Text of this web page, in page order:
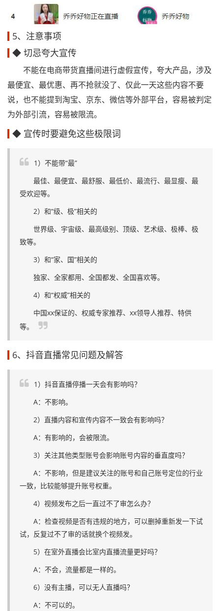
5、注意事项
◆ 切忌夸大宣传
不能在电商带货直播间进行虚假宣传，夸大产品，涉及
最便宜、最优惠、再不抢就没了、仅此一天这些内容不要
说，也不能提到淘宝、京东、微信等外部平台，容易被判定
为外部引流，容易被限流。
◆ 宣传时要避免这些极限词
1）不能带“最”
最佳、最便宜、最舒服、最低价、最流行、最显瘦、最
受欢迎等。
2）和“级、极”相关的
世界级、宇宙级、最高级别、顶级、艺术级、极棒、极
致等。
3）和“家、国”相关的
独家、全家都用、全国都发、全国喜欢等。
4）和“权威”相关的
中国xx保证的、权威专家推荐、xx领导人推荐、特供
等。
6、抖音直播常见问题及解答
1）抖音直播停播一天会有影响吗？
A：不影响。
2）直播内容和宣传内容不一致会有影响吗？
A：有影响的，会被限流。
3）关注其他类型账号会影响账号内容的垂直度吗？
A：不影响，但是建议关注的账号和自己账号定位的行业
一致，比较能够提升账号权重。
4）视频发布之后一直过不了审怎么办？
A：检查视频是否有违规的地方，可以删掉重新发一下试
试，反复过不了审的话就换个视频发。
5）在室外直播会比室内直播流量更好吗？
A：不会，流量都是一样的。
6）没有主播，可以无人直播吗？
A：不可以的。